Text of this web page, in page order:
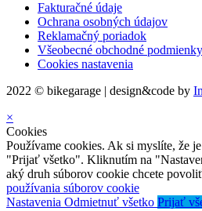
Fakturačné údaje
Ochrana osobných údajov
Reklamačný poriadok
Všeobecné obchodné podmienky
Cookies nastavenia
2022 © bikegarage | design&code by
×
Cookies
Používame cookies. Ak si myslíte, že
"Prijať všetko". Kliknutím na
aký druh súborov cookie chcete
používania súborov cookie
Nastavenia Odmietnuť všetko Prijať